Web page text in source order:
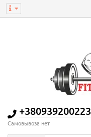
+380939200223
Самовывоза нет